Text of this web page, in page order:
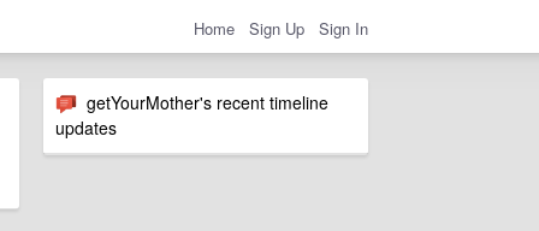
Home Sign Up Sign In
getYourMother's recent timeline
updates